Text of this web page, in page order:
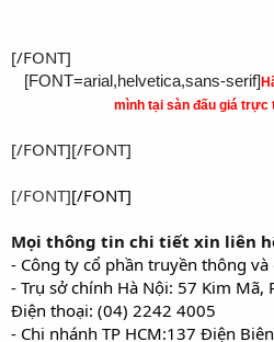
[/FONT]
[FONT=arial,helvetica,sans-serif]
mình tại sàn đấu giá trực
[/FONT][/FONT]
[/FONT][/FONT]
Mọi thông tin chi tiết xin liên
- Công ty cổ phần truyền thông
- Trụ sở chính Hà Nội: 57 Kim Mã,
Điện thoại: (04) 2242 4005
- Chi nhánh TP HCM:137 Điện